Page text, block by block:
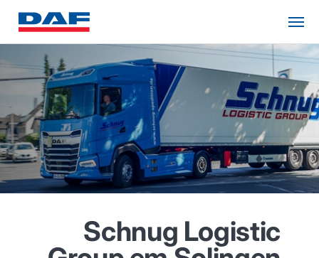
Schnug Logistic